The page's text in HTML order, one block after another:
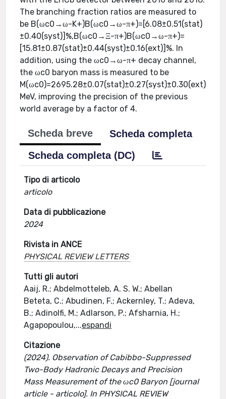
The branching fraction ratios are measured to
be B(ωc0→ω-K+)B(ωc0→ω-π+)=[6.08±0.51(stat)
±0.40(syst)]%,B(ωc0→Ξ-π+)B(ωc0→ω-π+)=
[15.81±0.87(stat)±0.44(syst)±0.16(ext)]%. In
addition, using the ωc0→ω-π+ decay channel,
the ωc0 baryon mass is measured to be
M(ωc0)=2695.28±0.07(stat)±0.27(syst)±0.30(ext)
MeV, improving the precision of the previous
world average by a factor of 4.
Scheda breve
Scheda completa
Scheda completa (DC)
Tipo di articolo
articolo
Data di pubblicazione
2024
Rivista in ANCE
PHYSICAL REVIEW LETTERS
Tutti gli autori
Aaij, R.; Abdelmotteleb, A. S. W.; Abellan
Beteta, C.; Abudinen, F.; Ackernley, T.; Adeva,
B.; Adinolfi, M.; Adlarson, P.; Afsharnia, H.;
Agapopoulou,...espandi
Citazione
(2024). Observation of Cabibbo-Suppressed
Two-Body Hadronic Decays and Precision
Mass Measurement of the ωc0 Baryon [journal
article - articolo]. In PHYSICAL REVIEW